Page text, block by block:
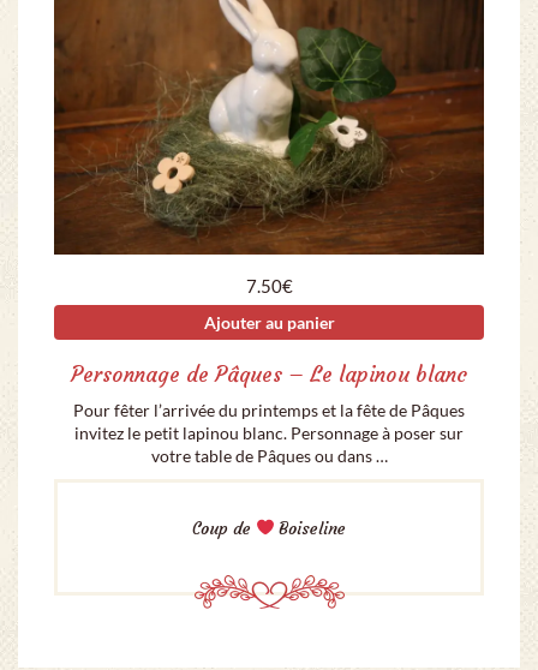
7.50€
Ajouter au panier
Personnage de Pâques – Le lapinou blanc
Pour fêter l’arrivée du printemps et la fête de Pâques
invitez le petit lapinou blanc. Personnage à poser sur
votre table de Pâques ou dans …
Coup de Boiseline